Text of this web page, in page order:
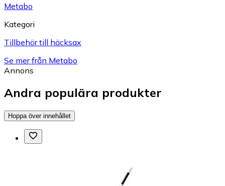
Metabo
Kategori
Tillbehör till häcksax
Se mer från Metabo
Annons
Andra populära produkter
Hoppa över innehållet